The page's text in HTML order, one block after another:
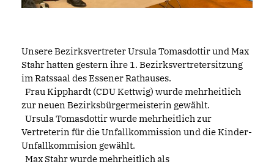
Unsere Bezirksvertreter Ursula Tomasdottir und Max
Stahr hatten gestern ihre 1. Bezirksvertretersitzung
im Ratssaal des Essener Rathauses.
zur neuen Bezirksbürgermeisterin gewählt.
Vertreterin für die Unfallkommission und die Kinder-
Unfallkommision gewählt.